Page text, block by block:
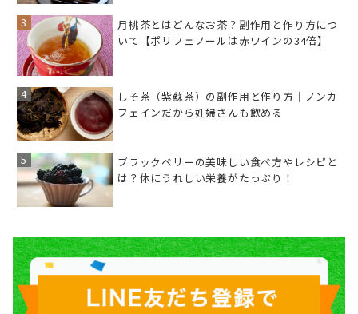
月桃茶とはどんなお茶？副作用と作り方につ
いて【ポリフェノールは赤ワインの34倍】
しそ茶（紫蘇茶）の副作用と作り方｜ノンカ
フェインだから妊婦さんも飲める
ブラックベリーの美味しい食べ方やレシピと
は？体にうれしい栄養がたっぷり！